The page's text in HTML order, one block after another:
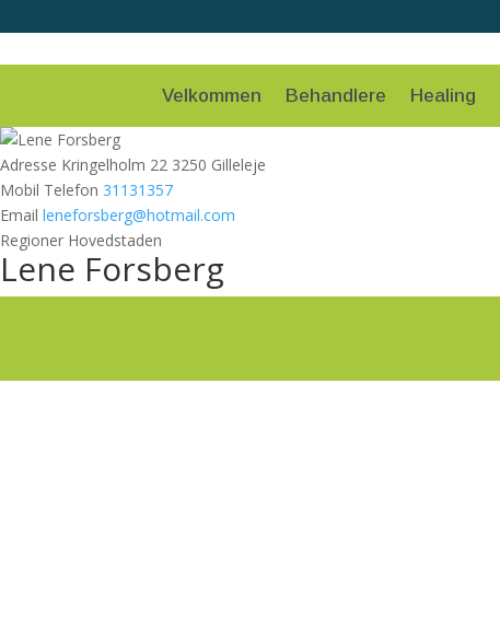
Velkommen Behandlere Healing
Adresse Kringelholm 22 3250 Gilleleje
Mobil Telefon 31131357
Email leneforsberg@hotmail.com
Regioner Hovedstaden
Lene Forsberg